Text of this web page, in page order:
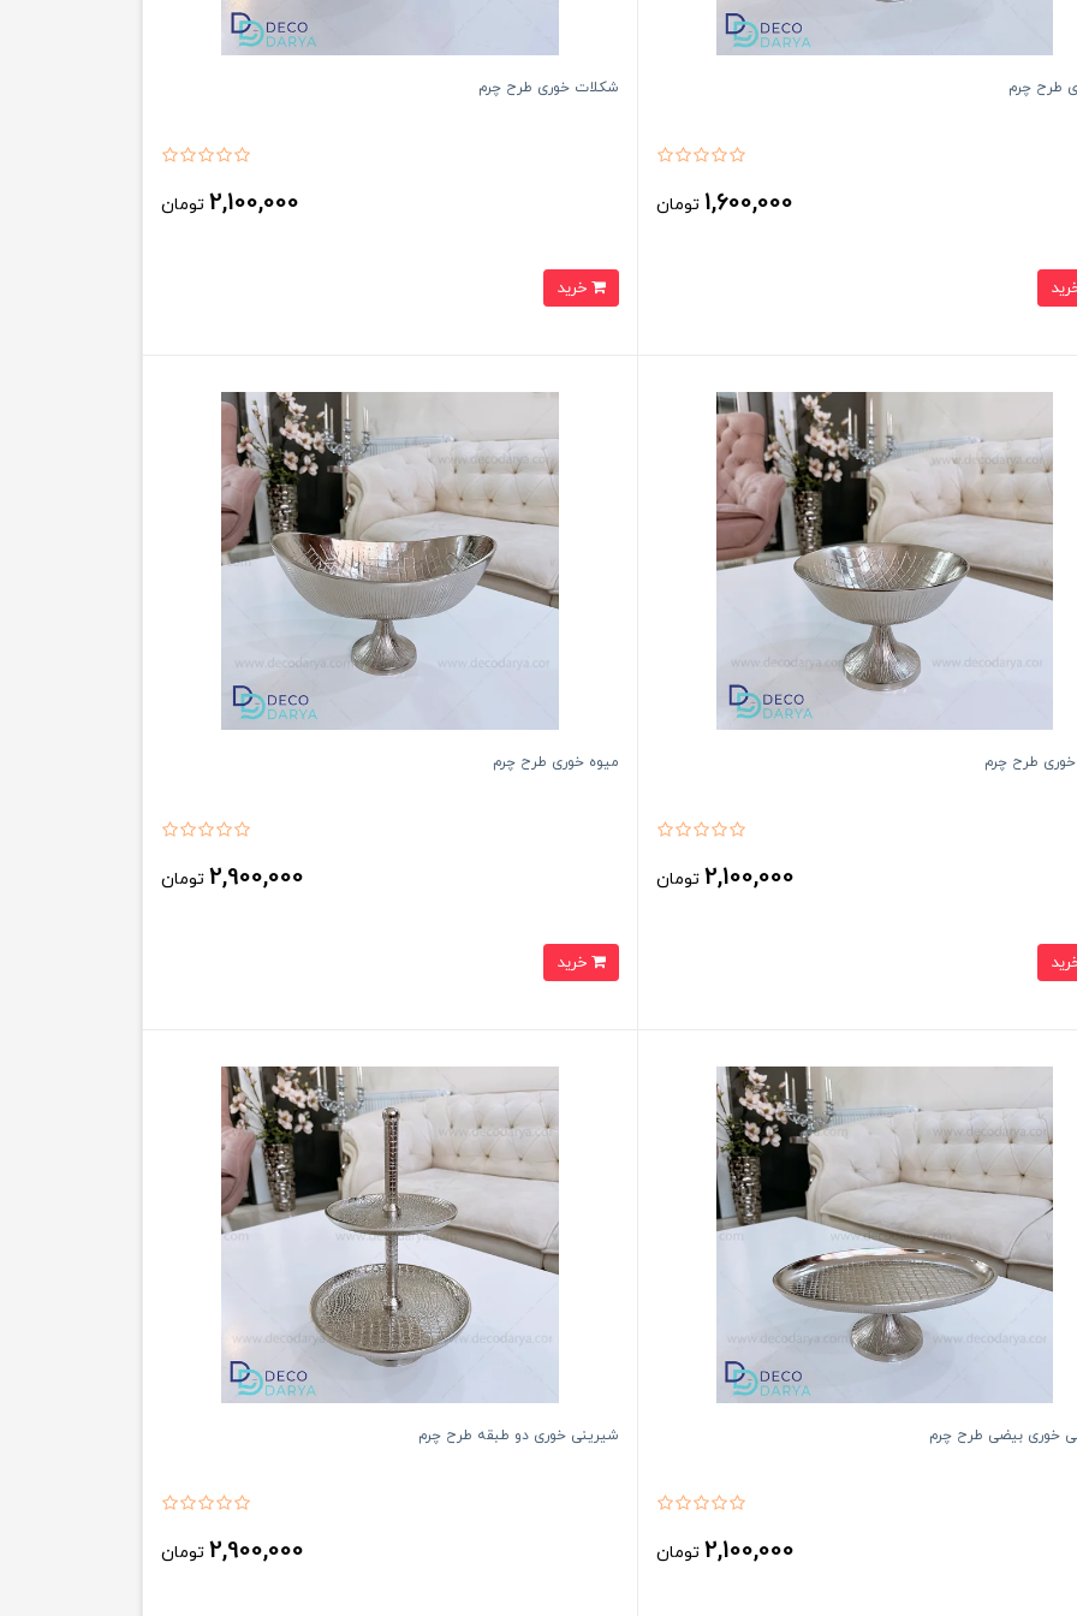
طرح چرم
1,600,000 تومان
شکلات خوری طرح چرم
2,100,000 تومان
خرید
طرح چرم
2,100,000 تومان
میوه خوری طرح چرم
2,900,000 تومان
خرید
خوری بیضی طرح چرم
2,100,000 تومان
شیرینی خوری دو طبقه طرح چرم
2,900,000 تومان